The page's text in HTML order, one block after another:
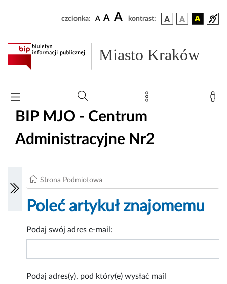
czcionka: A A A kontrast:
Miasto Kraków
BIP MJO - Centrum
Administracyjne Nr2
Strona Podmiotowa
Poleć artykuł znajomemu
Podaj swój adres e-mail:
Podaj adres(y), pod który(e) wysłać mail